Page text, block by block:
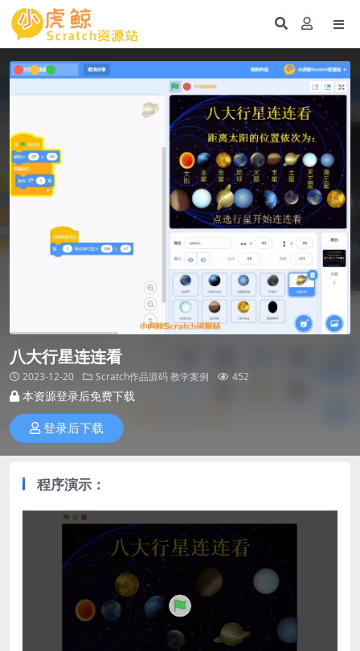
八大行星连连看
2023-12-20 Scratch作品源码教学案例 452
本资源登录后免费下载
登录后下载
程序演示：